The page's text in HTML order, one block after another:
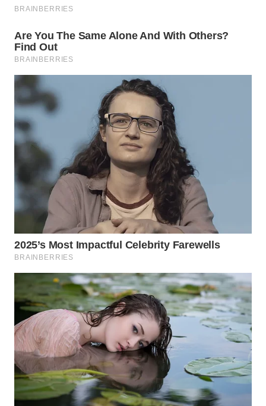
WN
WN
WN
MAJALENGKA
WN
SUBANG
WN
SUKABUMI
WN
PURWAKARTA
WN
PRIANGAN
TIMUR
WN
SEMARANG
WN
SOLO